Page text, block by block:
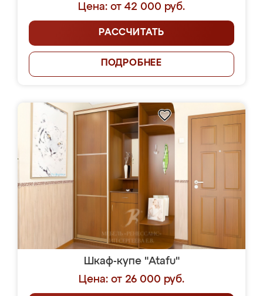
Цена: от 42 000 руб.
РАССЧИТАТЬ
ПОДРОБНЕЕ
Шкаф-купе "Atafu"
Цена: от 26 000 руб.